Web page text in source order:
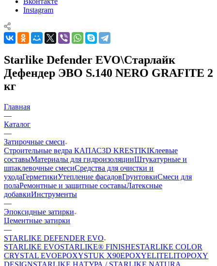
Instagram
Starlike Defender EVO\Старлайк
Дефендер ЭВО S.140 NERO GRAFITE 2
кг
Главная
—
Каталог
—
Затирочные смеси
Строительные ведра КАПАС3D KRESTIKIКлеевые
составыМатериалы для гидроизоляцииШтукатурные и
шпаклевочные смесиСредства для очистки и
уходаГерметикиУтепление фасадовГрунтовкиСмеси для
полаРемонтные и защитные составыЛатексные
добавкиИнструменты
—
Эпоксидные затирки
Цементные затирки
—
STARLIKE DEFENDER EVO
STARLIKE EVOSTARLIKE® FINISHESTARLIKE COLOR
CRYSTAL EVOEPOXYSTUK X90EPOXYELITELITOPOXY
DESIGNSTARLIKE НАТУРА / STARLIKE NATURA